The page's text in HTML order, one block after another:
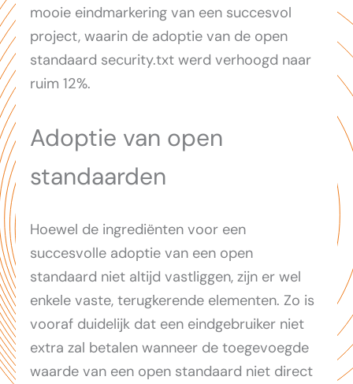
mooie eindmarkering van een succesvol
project, waarin de adoptie van de open
standaard security.txt werd verhoogd naar
ruim 12%.
Adoptie van open
standaarden
Hoewel de ingrediënten voor een
succesvolle adoptie van een open
standaard niet altijd vastliggen, zijn er wel
enkele vaste, terugkerende elementen. Zo is
vooraf duidelijk dat een eindgebruiker niet
extra zal betalen wanneer de toegevoegde
waarde van een open standaard niet direct